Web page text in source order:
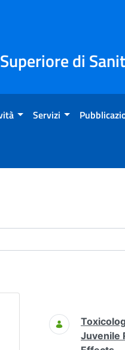
di
Servizi
- Eventi
Ricerca
Juvenile